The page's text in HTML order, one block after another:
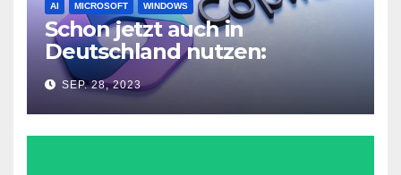
AI MICROSOFT WINDOWS
Schon jetzt auch in
Deutschland nutzen:
Microsoft Copilot in Windows
11 SEP. 28, 2023